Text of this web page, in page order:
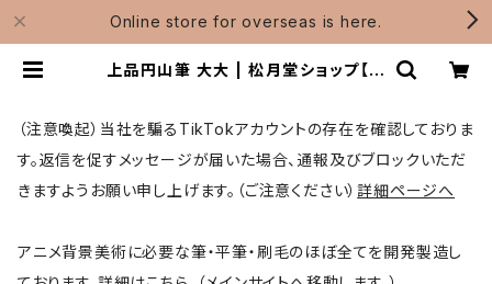
Online store for overseas is here.
上品円山筆 大大 | 松月堂ショップ【伝
（注意喚起）当社を騙るTikTokアカウントの存在を確認しておりま
す。返信を促すメッセージが届いた場合、通報及びブロックいただ
きますようお願い申し上げます。（ご注意ください）詳細ページへ
アニメ背景美術に必要な筆・平筆・刷毛のほぼ全てを開発製造し